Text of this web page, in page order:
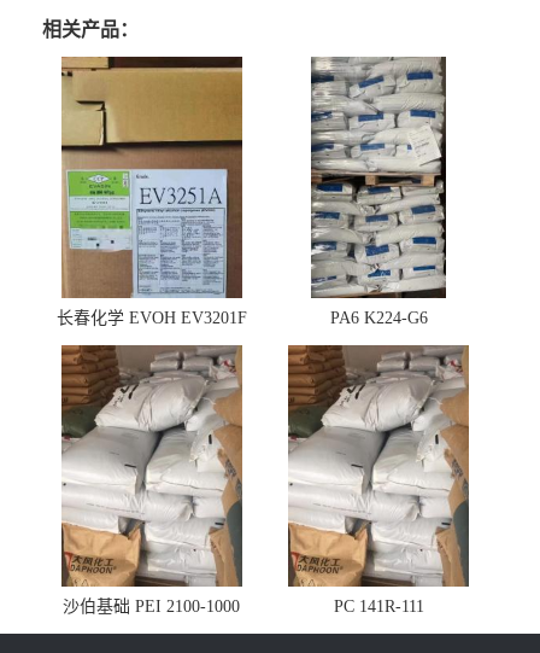
相关产品：
长春化学 EVOH EV3201F PA6 K224-G6
沙伯基础 PEI 2100-1000 PC 141R-111